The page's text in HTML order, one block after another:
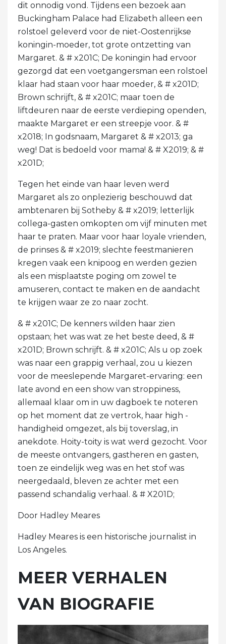
dit onnodig vond. Tijdens een bezoek aan
Buckingham Palace had Elizabeth alleen een
rolstoel geleverd voor de niet-Oostenrijkse
koningin-moeder, tot grote ontzetting van
Margaret. & # x201C; De koningin had ervoor
gezorgd dat een voetgangersman een rolstoel
klaar had staan ​​voor haar moeder, & # x201D;
Brown schrijft, & # x201C; maar toen de
liftdeuren naar de eerste verdieping openden,
maakte Margaret er een streepje voor. & #
x2018; In godsnaam, Margaret & # x2013; ga
weg! Dat is bedoeld voor mama! & # X2019; & #
x201D;
Tegen het einde van haar leven werd
Margaret als zo onplezierig beschouwd dat
ambtenaren bij Sotheby & # x2019; letterlijk
collega-gasten omkopten om vijf minuten met
haar te praten. Maar voor haar loyale vrienden,
de prinses & # x2019; slechte feestmanieren
kregen vaak een knipoog en werden gezien
als een misplaatste poging om zowel te
amuseren, contact te maken en de aandacht
te krijgen waar ze zo naar zocht.
& # x201C; De kenners wilden haar zien
opstaan; het was wat ze het beste deed, & #
x201D; Brown schrijft. & # x201C; Als u op zoek
was naar een grappig verhaal, zou u kiezen
voor de meeslepende Margaret-ervaring: een
late avond en een show van stroppiness,
allemaal klaar om in uw dagboek te noteren
op het moment dat ze vertrok, haar high -
handigheid omgezet, als bij toverslag, in
anekdote. Hoity-toity is wat werd gezocht. Voor
de meeste ontvangers, gastheren en gasten,
toen ze eindelijk weg was en het stof was
neergedaald, bleven ze achter met een
passend schandalig verhaal. & # X201D;
Door Hadley Meares
Hadley Meares is een historische journalist in
Los Angeles.
MEER VERHALEN
VAN BIOGRAFIE